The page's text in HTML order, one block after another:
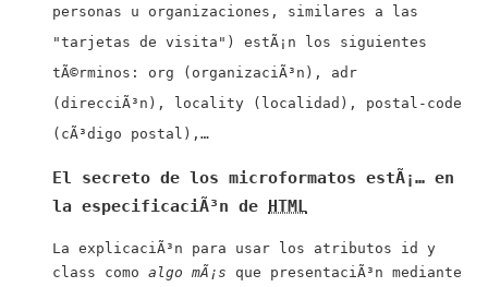
personas u organizaciones, similares a las
"tarjetas de visita") estÃ¡n los siguientes
tÃ©rminos: org (organizaciÃ³n), adr
(direcciÃ³n),
locality (localidad), postal-code
(cÃ³digo postal),…
El secreto de los microformatos estÃ¡… en
la especificaciÃ³n de HTML
La explicaciÃ³n para usar los atributos id
y
class como algo mÃ¡s que presentaciÃ³n mediante